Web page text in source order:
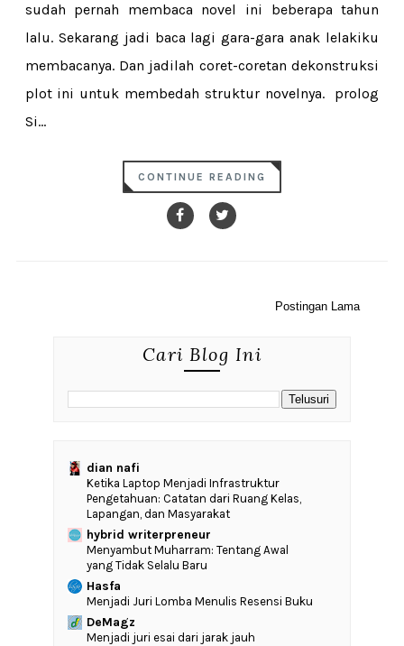
sudah pernah membaca novel ini beberapa tahun
lalu. Sekarang jadi baca lagi gara-gara anak lelakiku
membacanya. Dan jadilah coret-coretan dekonstruksi
plot ini untuk membedah struktur novelnya. prolog
Si...
CONTINUE READING
Postingan Lama
Cari Blog Ini
dian nafi
Ketika Laptop Menjadi Infrastruktur
Pengetahuan: Catatan dari Ruang Kelas,
Lapangan, dan Masyarakat
hybrid writerpreneur
Menyambut Muharram: Tentang Awal
yang Tidak Selalu Baru
Hasfa
Menjadi Juri Lomba Menulis Resensi Buku
DeMagz
Menjadi juri esai dari jarak jauh